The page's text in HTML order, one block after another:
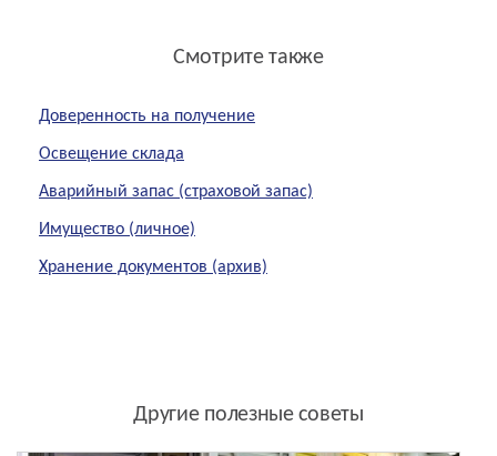
Смотрите также
Доверенность на получение
Освещение склада
Аварийный запас (страховой запас)
Имущество (личное)
Хранение документов (архив)
Другие полезные советы